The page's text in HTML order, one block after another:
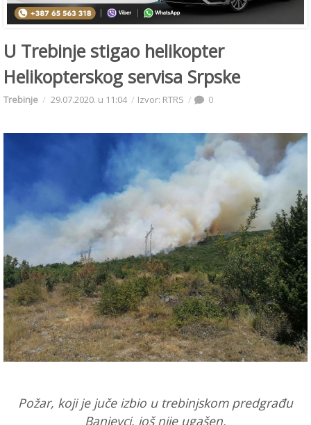
U Trebinje stigao helikopter
Helikopterskog servisa Srpske
Trebinje 29.07.2020. u 11:04 Izvor: RTRS 0
Požar, koji je juče izbio u trebinjskom predgrađu
Banjevci, još nije ugašen.